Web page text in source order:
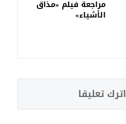
مراجعة فيلم «مذاق
الأشياء»
اترك تعليقا